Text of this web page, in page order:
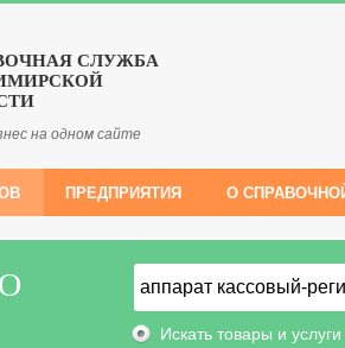
СЛУЖБА
на одном сайте
ПРЕДПРИЯТИЯ О
Искать товары и услуги